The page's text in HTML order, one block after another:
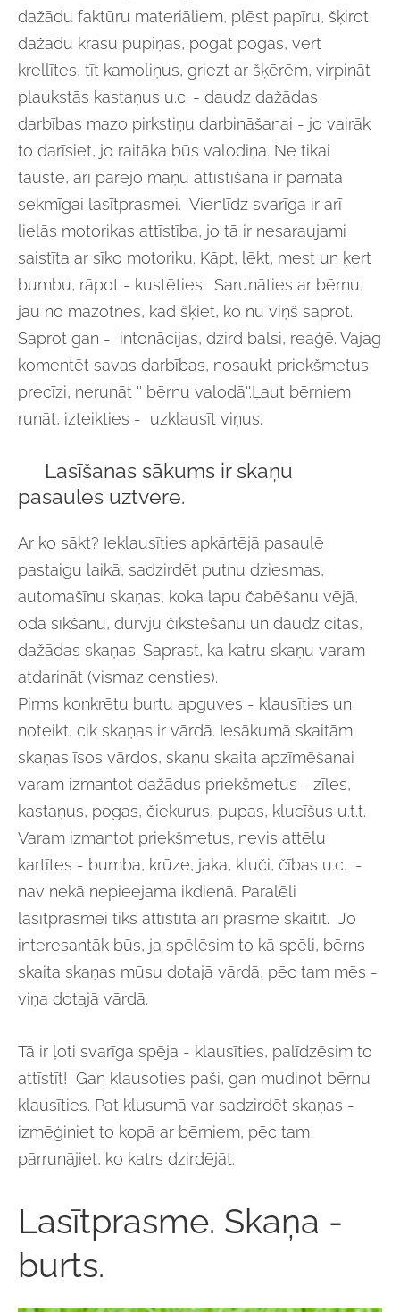
dažādu faktūru materiāliem, plēst papīru, šķirot
dažādu krāsu pupiņas, pogāt pogas, vērt
krellītes, tīt kamoliņus, griezt ar šķērēm, virpināt
plaukstās kastaņus u.c. - daudz dažādas
darbības mazo pirkstiņu darbināšanai - jo vairāk
to darīsiet, jo raitāka būs valodiņa. Ne tikai
tauste, arī pārējo maņu attīstīšana ir pamatā
sekmīgai lasītprasmei. Vienlīdz svarīga ir arī
lielās motorikas attīstība, jo tā ir nesaraujami
saistīta ar sīko motoriku. Kāpt, lēkt, mest un ķert
bumbu, rāpot - kustēties. Sarunāties ar bērnu,
jau no mazotnes, kad šķiet, ko nu viņš saprot.
Saprot gan - intonācijas, dzird balsi, reaģē. Vajag
komentēt savas darbības, nosaukt priekšmetus
precīzi, nerunāt '' bērnu valodā''.Ļaut bērniem
runāt, izteikties - uzklausīt viņus.
Lasīšanas sākums ir skaņu
pasaules uztvere.
Ar ko sākt? Ieklausīties apkārtējā pasaulē
pastaigu laikā, sadzirdēt putnu dziesmas,
automašīnu skaņas, koka lapu čabēšanu vējā,
oda sīkšanu, durvju čīkstēšanu un daudz citas,
dažādas skaņas. Saprast, ka katru skaņu varam
atdarināt (vismaz censties).
Pirms konkrētu burtu apguves - klausīties un
noteikt, cik skaņas ir vārdā. Iesākumā skaitām
skaņas īsos vārdos, skaņu skaita apzīmēšanai
varam izmantot dažādus priekšmetus - zīles,
kastaņus, pogas, čiekurus, pupas, klucīšus u.t.t.
Varam izmantot priekšmetus, nevis attēlu
kartītes - bumba, krūze, jaka, kluči, čības u.c. -
nav nekā nepieejama ikdienā. Paralēli
lasītprasmei tiks attīstīta arī prasme skaitīt. Jo
interesantāk būs, ja spēlēsim to kā spēli, bērns
skaita skaņas mūsu dotajā vārdā, pēc tam mēs -
viņa dotajā vārdā.
Tā ir ļoti svarīga spēja - klausīties, palīdzēsim to
attīstīt! Gan klausoties paši, gan mudinot bērnu
klausīties. Pat klusumā var sadzirdēt skaņas -
izmēģiniet to kopā ar bērniem, pēc tam
pārrunājiet, ko katrs dzirdējāt.
Lasītprasme. Skaņa -
burts.